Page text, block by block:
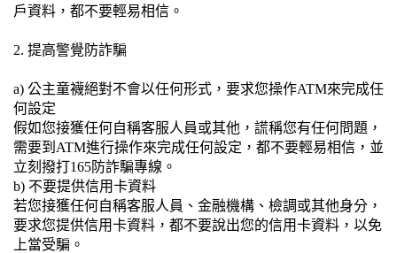
戶資料，都不要輕易相信。
2. 提高警覺防詐騙
a) 公主童襪絕對不會以任何形式，要求您操作ATM來完成任
何設定
假如您接獲任何自稱客服人員或其他，謊稱您有任何問題，
需要到ATM進行操作來完成任何設定，都不要輕易相信，並
立刻撥打165防詐騙專線。
b) 不要提供信用卡資料
若您接獲任何自稱客服人員、金融機構、檢調或其他身分，
要求您提供信用卡資料，都不要說出您的信用卡資料，以免
上當受騙。